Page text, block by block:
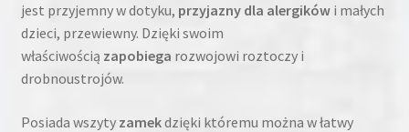
jest przyjemny w dotyku, przyjazny dla alergikówi małych
dzieci, przewiewny. Dzięki swoim
właściwością zapobiega rozwojowi roztoczy i
drobnoustrojów.
Posiada wszyty zamekdzięki któremu można w łatwy